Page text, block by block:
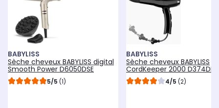
BABYLISS
Sèche cheveux BABYLISS digital
Smooth Power D6050DSE
5/5 (1)
BABYLISS
Sèche cheveux BABYLISS
CordKeeper 2000 D374DE
4/5 (2)